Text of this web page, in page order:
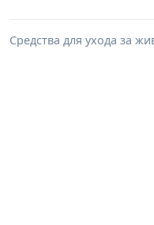
Средства для ухода за